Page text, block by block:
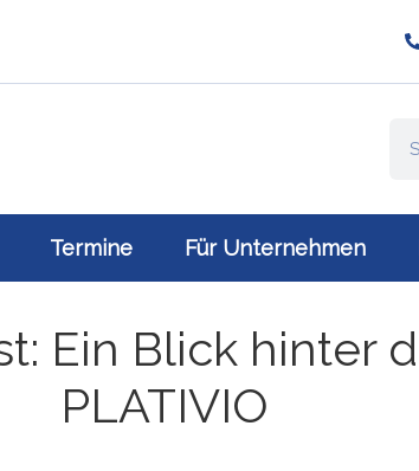
modern-training-gmbh/
Termine Für Unternehmen
Ein Blick hinter
PLATIVIO